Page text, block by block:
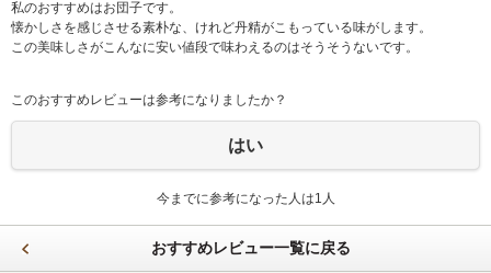
私のおすすめはお団子です。
懐かしさを感じさせる素朴な、けれど丹精がこもっている味がします。
この美味しさがこんなに安い値段で味わえるのはそうそうないです。
このおすすめレビューは参考になりましたか？
はい
今までに参考になった人は1人
おすすめレビュー一覧に戻る